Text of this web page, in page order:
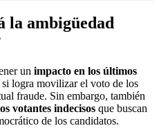
la ambigüedad
un impacto en los últimos
si logra movilizar el voto de los
fraude. Sin embargo, también
votantes indecisos que buscan
de los candidatos.